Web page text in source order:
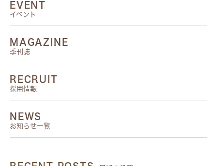
EVENT
イベント
MAGAZINE
季刊誌
RECRUIT
採用情報
NEWS
お知らせ一覧